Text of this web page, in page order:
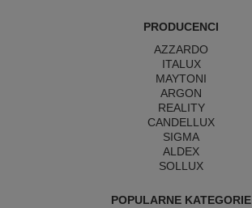
PRODUCENCI
AZZARDO
ITALUX
MAYTONI
ARGON
REALITY
CANDELLUX
SIGMA
ALDEX
SOLLUX
POPULARNE KATEGORIE